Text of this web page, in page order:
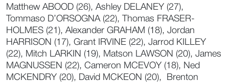
Matthew ABOOD (26), Ashley DELANEY (27),
Tommaso D’ORSOGNA (22), Thomas FRASER-
HOLMES (21), Alexander GRAHAM (18), Jordan
HARRISON (17), Grant IRVINE (22), Jarrod KILLEY
(22), Mitch LARKIN (19), Matson LAWSON (20), James
MAGNUSSEN (22), Cameron MCEVOY (18), Ned
MCKENDRY (20), David MCKEON (20), Brenton